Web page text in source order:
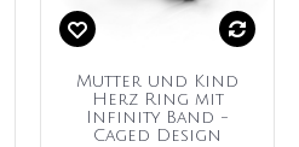
Mutter und Kind
Herz Ring mit
Infinity Band -
Caged Design